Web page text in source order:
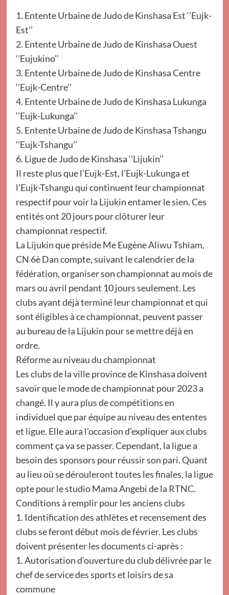
1. Entente Urbaine de Judo de Kinshasa Est ‘’Eujk-
Est’’
2. Entente Urbaine de Judo de Kinshasa Ouest
‘’Eujukino’’
3. Entente Urbaine de Judo de Kinshasa Centre
‘’Eujk-Centre’’
4. Entente Urbaine de Judo de Kinshasa Lukunga
‘’Eujk-Lukunga’’
5. Entente Urbaine de Judo de Kinshasa Tshangu
‘’Eujk-Tshangu’’
6. Ligue de Judo de Kinshasa ‘’Lijukin’’
Il reste plus que l’Eujk-Est, l’Eujk-Lukunga et
l’Eujk-Tshangu qui continuent leur championnat
respectif pour voir la Lijukin entamer le sien. Ces
entités ont 20 jours pour clôturer leur
championnat respectif.
La Lijukin que préside Me Eugène Aliwu Tshiam,
CN 6è Dan compte, suivant le calendrier de la
fédération, organiser son championnat au mois de
mars ou avril pendant 10 jours seulement. Les
clubs ayant déjà terminé leur championnat et qui
sont éligibles à ce championnat, peuvent passer
au bureau de la Lijukin pour se mettre déjà en
ordre.
Réforme au niveau du championnat
Les clubs de la ville province de Kinshasa doivent
savoir que le mode de championnat pour 2023 a
changé. Il y aura plus de compétitions en
individuel que par équipe au niveau des ententes
et ligue. Elle aura l’occasion d’expliquer aux clubs
comment ça va se passer. Cependant, la ligue a
besoin des sponsors pour réussir son pari. Quant
au lieu où se dérouleront toutes les finales, la ligue
opte pour le studio Mama Angebi de la RTNC.
Conditions à remplir pour les anciens clubs
1. Identification des athlètes et recensement des
clubs se feront début mois de février. Les clubs
doivent présenter les documents ci-après :
1. Autorisation d’ouverture du club délivrée par le
chef de service des sports et loisirs de sa
commune